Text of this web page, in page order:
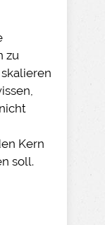
zu
Kern
soll.